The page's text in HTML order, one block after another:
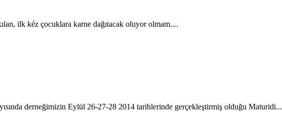
ilk kéz çocuklara karne dağıtacak oluyor olmam....
derneğimizin Eylül 26-27-28 2014 tarihlerinde gerçekleştirmiş olduğu Maturidi...